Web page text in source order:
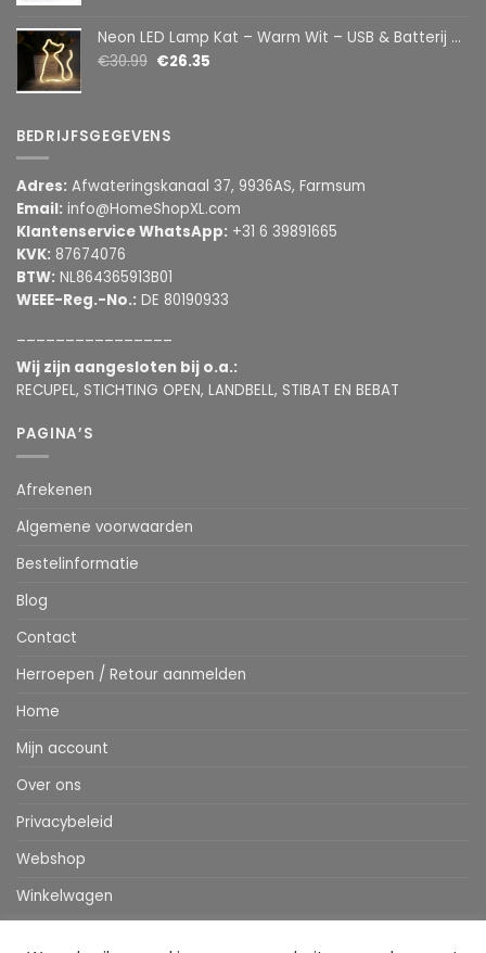
Neon LED Lamp Kat – Warm Wit – USB & Batterij – Decoratieve Tafellamp voor Kinderkamer – 28,5 x 24,5 cm
€30.99 €26.35
BEDRIJFSGEGEVENS
Adres: Afwateringskanaal 37, 9936AS, Farmsum
Email: info@HomeShopXL.com
Klantenservice WhatsApp: +31 6 39891665
KVK: 87674076
BTW: NL864365913B01
WEEE-Reg.-No.: DE 80190933
Wij zijn aangesloten bij o.a.:
RECUPEL, STICHTING OPEN, LANDBELL, STIBAT EN BEBAT
PAGINA’S
Afrekenen
Algemene voorwaarden
Bestelinformatie
Blog
Contact
Herroepen / Retour aanmelden
Home
Mijn account
Over ons
Privacybeleid
Webshop
Winkelwagen